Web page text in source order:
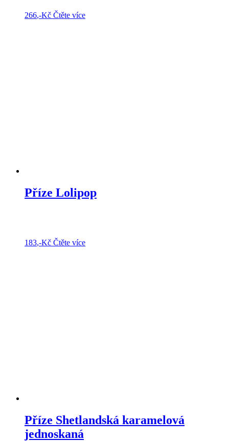
266,-Kč Čtěte více
Příze Lolipop
183,-Kč Čtěte více
Příze Shetlandská karamelová
jednoskaná